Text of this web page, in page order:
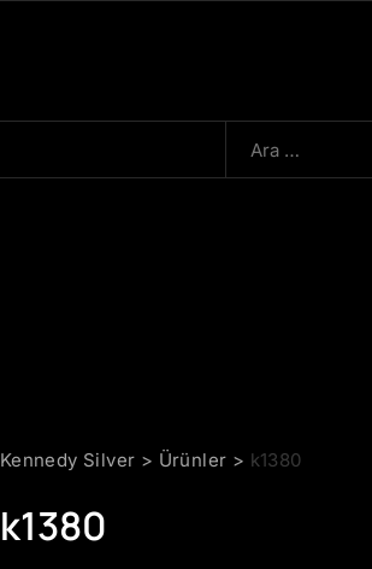
Kennedy Silver > Ürünler > k1380
k1380